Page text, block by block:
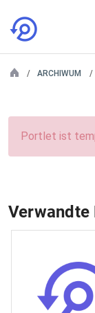
ARCHIWUM
Portlet ist